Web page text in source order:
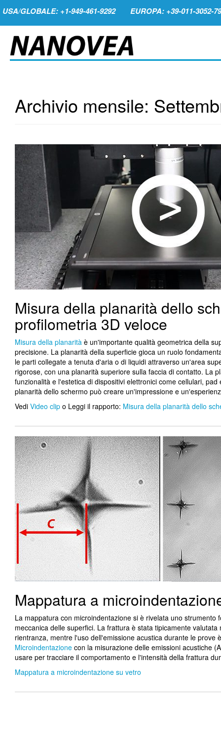
USA/GLOBALE: +1-949-461-9292 EUROPA: +39-011-3052-
Archivio mensile:
Misura della planarità dello
profilometria 3D veloce
Misura della planarità è un'importante qualità geometrica della
precisione. La planarità della superficie gioca un ruolo
le parti collegate a tenuta d'aria o di liquidi attraverso un'area
rigorose, con una planarità superiore sulla faccia di contatto. La
funzionalità e l'estetica di dispositivi elettronici come cellulari,
planarità dello schermo può creare un'impressione e
Vedi Video clipo Leggi il rapporto: Misura della planarità dello
Mappatura a
La mappatura con microindentazione si è rivelata uno strumento
meccanica delle superfici. La frattura è stata tipicamente
rientranza, mentre l'uso dell'emissione acustica durante le prove
Microindentazionecon la misurazione delle emissioni acustiche
usare per tracciare il comportamento e l'intensità della frattura
Mappatura a microindentazione su vetro